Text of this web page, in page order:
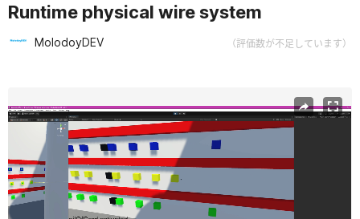
Runtime physical wire system
MolodoyDEV （評価数が不足しています）